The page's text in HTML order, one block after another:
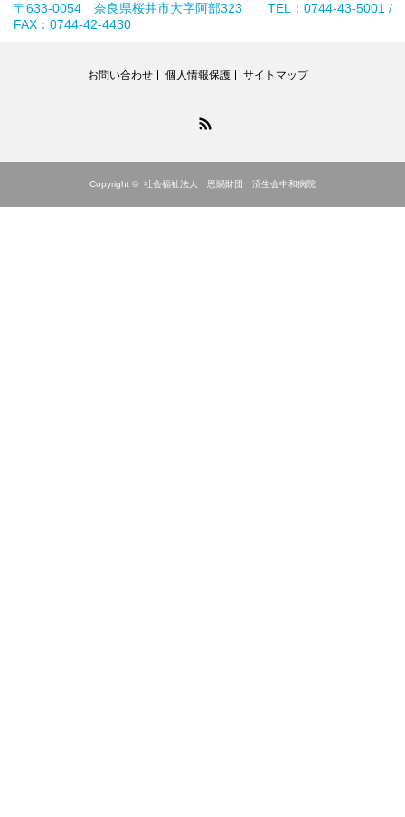
〒633-0054 奈良県桜井市大字阿部323 TEL：0744-43-5001 /
FAX：0744-42-4430
お問い合わせ 個人情報保護 サイトマップ
Copyright © 社会福祉法人 恩賜財団 済生会中和病院